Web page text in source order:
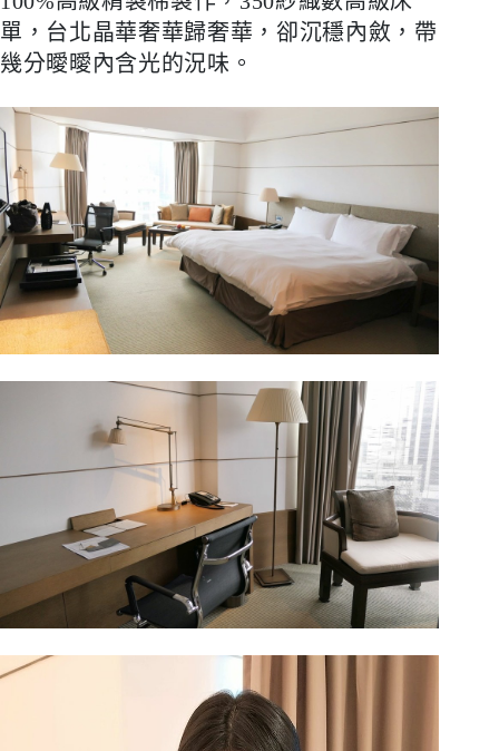
單，台北晶華奢華歸奢華，卻沉穩內斂，帶
幾分曖曖內含光的況味。